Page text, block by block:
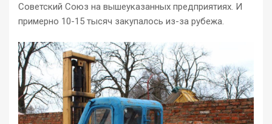
Советский Союз на вышеуказанных предприятиях. И
примерно 10-15 тысяч закупалось из-за рубежа.